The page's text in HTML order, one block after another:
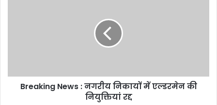
नियुक्तियां
Breaking News : नगरीय निकायों में एल्डरमेन की
नियुक्तियां रद्द